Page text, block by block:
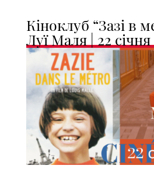
Кіноклуб “Зазі в
Луї Маля | 22